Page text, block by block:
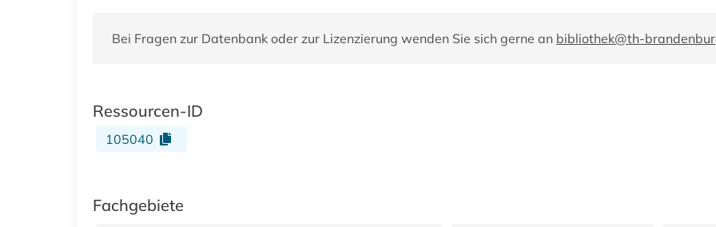
Bei Fragen zur Datenbank oder zur Lizenzierung wenden Sie sich gerne an bibliothek@th-
Ressourcen-ID
105040
Fachgebiete